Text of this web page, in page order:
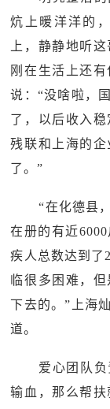
炕上暖洋洋的
上，静静地听
刚在生活上还
说：“没啥啦，
了，以后收入稳
残联和上海的
了。”
“在化德县
在册的有近
疾人总数达到了
临很多困难，
下去的。”上海
道。
爱心团队
输血，那么帮